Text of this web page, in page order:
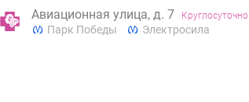
Авиационная улица, д. 7 Круглосуточно
Парк Победы Электросила